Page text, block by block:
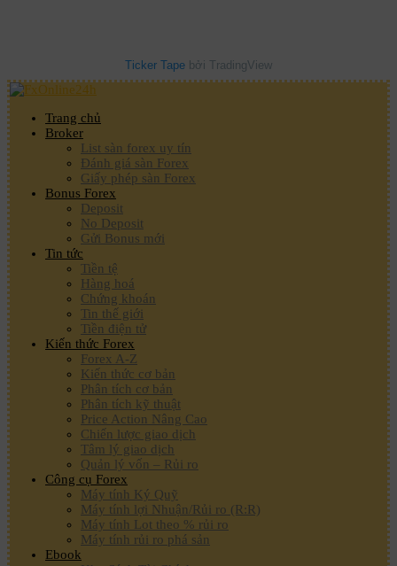
Ticker Tape bởi TradingView
Trang chủ
Broker
List sàn forex uy tín
Đánh giá sàn Forex
Giấy phép sàn Forex
Bonus Forex
Deposit
No Deposit
Gửi Bonus mới
Tin tức
Tiền tệ
Hàng hoá
Chứng khoán
Tin thế giới
Tiền điện tử
Kiến thức Forex
Forex A-Z
Kiến thức cơ bản
Phân tích cơ bản
Phân tích kỹ thuật
Price Action Nâng Cao
Chiến lược giao dịch
Tâm lý giao dịch
Quản lý vốn – Rủi ro
Công cụ Forex
Máy tính Ký Quỹ
Máy tính lợi Nhuận/Rủi ro (R:R)
Máy tính Lot theo % rủi ro
Máy tính rủi ro phá sản
Ebook